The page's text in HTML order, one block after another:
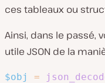
ces tableaux ou
Ainsi, dans le passé,
utile JSON de la
$obj =